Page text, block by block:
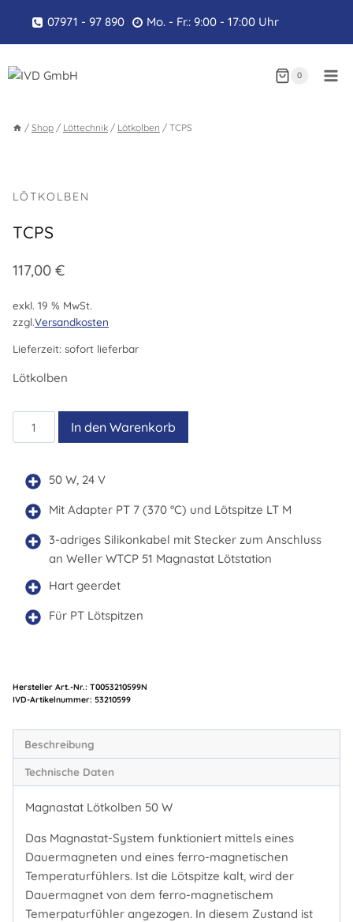
springen
07971 - 97 890 Mo. - Fr.: 9:00 - 17:00 Uhr
0
/ Shop / Löttechnik / Lötkolben / TCPS
LÖTKOLBEN
TCPS
117,00 €
exkl. 19 % MwSt.
zzgl.Versandkosten
Lieferzeit: sofort lieferbar
Lötkolben
TCPS
Menge
In den Warenkorb
50 W, 24 V
Mit Adapter PT 7 (370 °C) und Lötspitze LT M
3-adriges Silikonkabel mit Stecker zum Anschluss
an Weller WTCP 51 Magnastat Lötstation
Hart geerdet
Für PT Lötspitzen
Hersteller Art.-Nr.: T0053210599N
Artikelnummer: 53210599
Beschreibung
Technische Daten
Magnastat Lötkolben 50 W
Das Magnastat-System funktioniert mittels eines
Dauermagneten und eines ferro-magnetischen
Temperaturfühlers. Ist die Lötspitze kalt, wird der
Dauermagnet von dem ferro-magnetischem
Temerpaturfühler angezogen. In diesem Zustand ist